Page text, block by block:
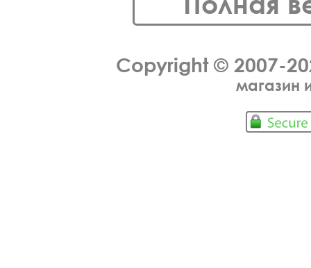
Copyright © 2007-
магазин